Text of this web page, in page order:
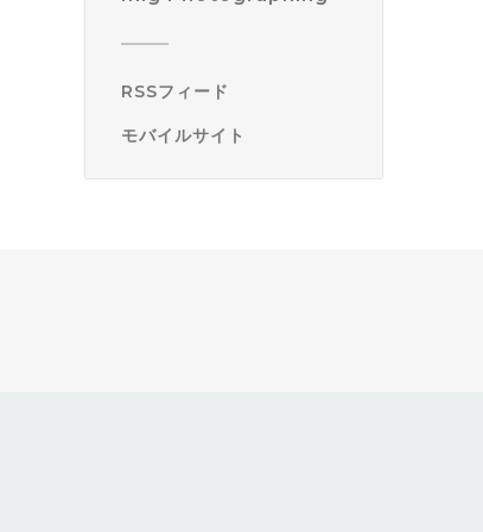
RSSフィード
モバイルサイト